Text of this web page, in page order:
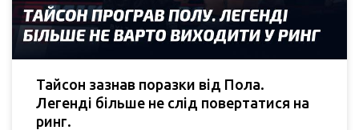
Тайсон зазнав поразки від Пола.
Легенді більше не слід повертатися на
ринг.